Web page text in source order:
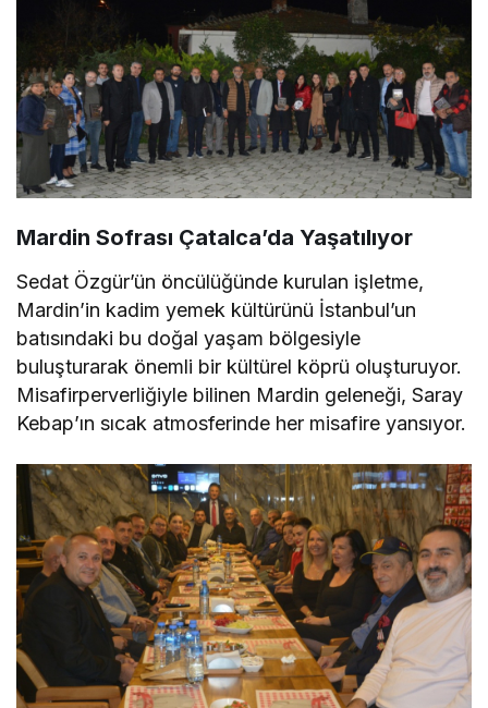
Mardin Sofrası Çatalca’da Yaşatılıyor
Sedat Özgür’ün öncülüğünde kurulan işletme,
Mardin’in kadim yemek kültürünü İstanbul’un
batısındaki bu doğal yaşam bölgesiyle
buluşturarak önemli bir kültürel köprü oluşturuyor.
Misafirperverliğiyle bilinen Mardin geleneği, Saray
Kebap’ın sıcak atmosferinde her misafire yansıyor.